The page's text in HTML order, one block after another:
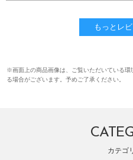
もっとレ
※画面上の商品画像は、ご覧いただいている環
る場合がございます。予めご了承ください。
カテゴ